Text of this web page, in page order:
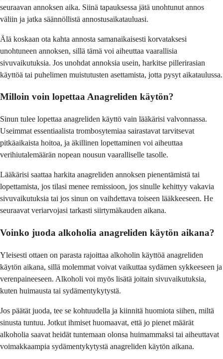
seuraavan annoksen aika. Siinä tapauksessa jätä unohtunut annos
väliin ja jatka säännöllistä annostusaikatauluasi.
Älä koskaan ota kahta annosta samanaikaisesti korvataksesi
unohtuneen annoksen, sillä tämä voi aiheuttaa vaarallisia
sivuvaikutuksia. Jos unohdat annoksia usein, harkitse pillerirasian
käyttöä tai puhelimen muistutusten asettamista, jotta pysyt aikataulussa.
Milloin voin lopettaa Anagreliden käytön?
Sinun tulee lopettaa anagreliden käyttö vain lääkärisi valvonnassa.
Useimmat essentiaalista trombosytemiaa sairastavat tarvitsevat
pitkäaikaista hoitoa, ja äkillinen lopettaminen voi aiheuttaa
verihiutalemäärän nopean nousun vaaralliselle tasolle.
Lääkärisi saattaa harkita anagreliden annoksen pienentämistä tai
lopettamista, jos tilasi menee remissioon, jos sinulle kehittyy vakavia
sivuvaikutuksia tai jos sinun on vaihdettava toiseen lääkkeeseen. He
seuraavat veriarvojasi tarkasti siirtymäkauden aikana.
Voinko juoda alkoholia anagreliden käytön aikana?
Yleisesti ottaen on parasta rajoittaa alkoholin käyttöä anagreliden
käytön aikana, sillä molemmat voivat vaikuttaa sydämen sykkeeseen ja
verenpaineeseen. Alkoholi voi myös lisätä joitain sivuvaikutuksia,
kuten huimausta tai sydämentykytystä.
Jos päätät juoda, tee se kohtuudella ja kiinnitä huomiota siihen, miltä
sinusta tuntuu. Jotkut ihmiset huomaavat, että jo pienet määrät
alkoholia saavat heidät tuntemaan olonsa huimammaksi tai aiheuttavat
voimakkaampia sydämentykytystä anagreliden käytön aikana.